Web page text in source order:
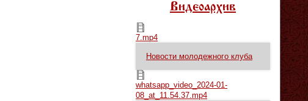
Видеоархив
7.mp4
7.mp4
Новости молодежного клуба
whatsapp_video_2024-01-08_at_11.54.37.mp4
whatsapp_video_2024-01-
08_at_11.54.37.mp4